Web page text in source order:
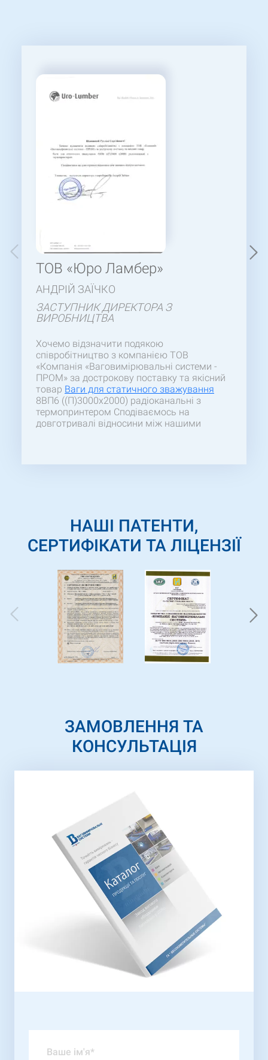
ТОВ «Юро Ламбер»
АНДРІЙ ЗАЇЧКО
ЗАСТУПНИК ДИРЕКТОРА З
ВИРОБНИЦТВА
Хочемо відзначити подякою
співробітництво з компанією ТОВ
«Компанія «Ваговимірювальні системи -
ПРОМ» за дострокову поставку та якісний
товар Ваги для статичного зважування
8ВП6 ((П)3000х2000) радіоканальні з
термопринтером Сподіваємось на
довготривалі відносини між нашими
НАШІ ПАТЕНТИ,
СЕРТИФІКАТИ ТА ЛІЦЕНЗІЇ
ЗАМОВЛЕННЯ ТА
КОНСУЛЬТАЦІЯ